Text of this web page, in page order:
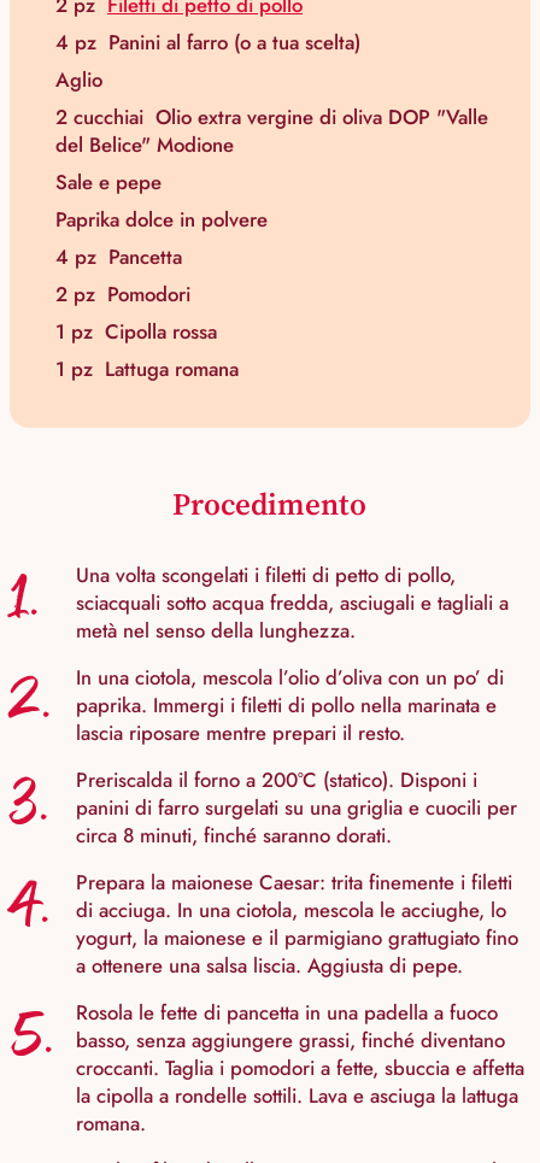
4 pz Panini al farro (o a tua scelta)
Aglio
2 cucchiai Olio extra vergine di oliva DOP "Valle
del Belice" Modione
Sale e pepe
Paprika dolce in polvere
4 pz Pancetta
2 pz Pomodori
1 pz Cipolla rossa
1 pz Lattuga romana
Procedimento
1.
Una volta scongelati i filetti di petto di pollo,
sciacquali sotto acqua fredda, asciugali e tagliali a
metà nel senso della lunghezza.
2.
In una ciotola, mescola l’olio d’oliva con un po’ di
paprika. Immergi i filetti di pollo nella marinata e
lascia riposare mentre prepari il resto.
3.
Preriscalda il forno a 200°C (statico). Disponi i
panini di farro surgelati su una griglia e cuocili per
circa 8 minuti, finché saranno dorati.
4.
Prepara la maionese Caesar: trita finemente i filetti
di acciuga. In una ciotola, mescola le acciughe, lo
yogurt, la maionese e il parmigiano grattugiato fino
a ottenere una salsa liscia. Aggiusta di pepe.
5.
Rosola le fette di pancetta in una padella a fuoco
basso, senza aggiungere grassi, finché diventano
croccanti. Taglia i pomodori a fette, sbuccia e affetta
la cipolla a rondelle sottili. Lava e asciuga la lattuga
romana.